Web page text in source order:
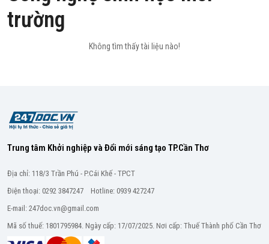
trường
Không tìm thấy tài liệu nào!
Trung tâm Khởi nghiệp và Đổi mới sáng tạo TP.Cần Thơ
Địa chỉ: 118/3 Trần Phú - P.Cái Khế - TPCT
Điện thoại: 0292 3847247 Hotline: 0939 427247
E-mail: 247doc.vn@gmail.com
Mã số thuế: 1801795984. Ngày cấp: 17/07/2025. Nơi cấp: Thuế Thành phố Cần Thơ